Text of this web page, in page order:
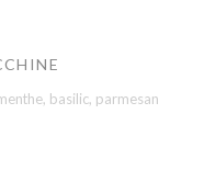
basilic, parmesan